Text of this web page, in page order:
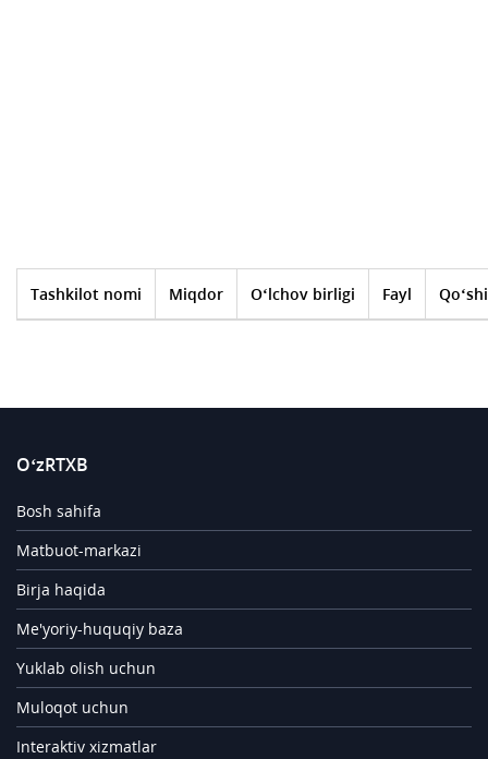
Tashkilot nomi Miqdor O‘lchov birligi Fayl
O‘zRTXB
Bosh sahifa
Matbuot-markazi
Birja haqida
Me'yoriy-huquqiy baza
Yuklab olish uchun
Muloqot uchun
Interaktiv xizmatlar